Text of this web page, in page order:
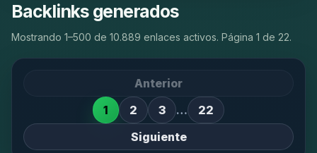
Backlinks generados
Mostrando 1–500 de 10.889 enlaces activos. Página 1 de 22.
Anterior
1
2 3 …
22
Siguiente